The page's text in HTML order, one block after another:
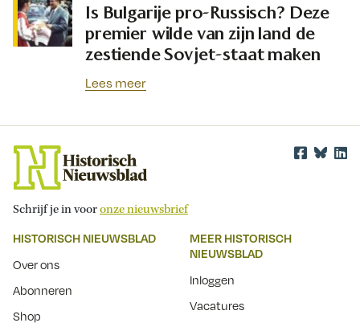
Is Bulgarije pro-Russisch? Deze
premier wilde van zijn land de
zestiende Sovjet-staat maken
Lees meer
Schrijf je in vooronze nieuwsbrief
HISTORISCH NIEUWSBLAD
Over ons
Abonneren
Shop
MEER HISTORISCH
NIEUWSBLAD
Inloggen
Vacatures